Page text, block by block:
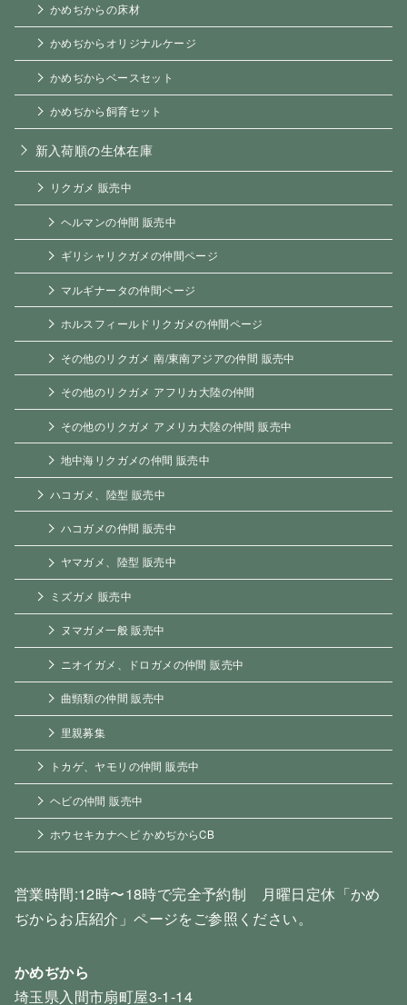
かめぢからの床材
かめぢからオリジナルケージ
かめぢからベースセット
かめぢから飼育セット
新入荷順の生体在庫
リクガメ 販売中
ヘルマンの仲間 販売中
ギリシャリクガメの仲間ページ
マルギナータの仲間ページ
ホルスフィールドリクガメの仲間ページ
その他のリクガメ 南/東南アジアの仲間 販売中
その他のリクガメ アフリカ大陸の仲間
その他のリクガメ アメリカ大陸の仲間 販売中
地中海リクガメの仲間 販売中
ハコガメ、陸型 販売中
ハコガメの仲間 販売中
ヤマガメ、陸型 販売中
ミズガメ 販売中
ヌマガメ一般 販売中
ニオイガメ、ドロガメの仲間 販売中
曲頸類の仲間 販売中
里親募集
トカゲ、ヤモリの仲間 販売中
ヘビの仲間 販売中
ホウセキカナヘビ かめぢからCB
営業時間:12時〜18時で完全予約制 月曜日定休「かめ
ぢからお店紹介」ページをご参照ください。
かめぢから
埼玉県入間市扇町屋3-1-14